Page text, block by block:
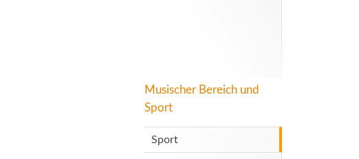
Musischer Bereich und
Sport
Sport